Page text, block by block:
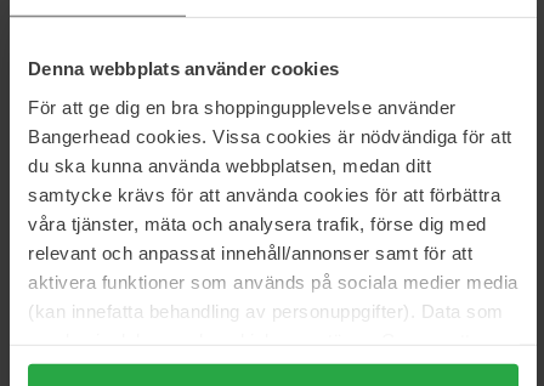
Denna webbplats använder cookies
För att ge dig en bra shoppingupplevelse använder
Bangerhead cookies. Vissa cookies är nödvändiga för att
du ska kunna använda webbplatsen, medan ditt
samtycke krävs för att använda cookies för att förbättra
våra tjänster, mäta och analysera trafik, förse dig med
relevant och anpassat innehåll/annonser samt för att
aktivera funktioner som används på sociala medier media
(kan innefatta behandling av personuppgifter). Data som
trycka på "Tillåt alla cookies" accepterar du alla cookies,
Xtreme henter sin inspirasjon fra det uventede lysfenomenet på
den steinete himmelen.
Størrelse: 50 ml
Artikkelnummer: 112122
Kategorier:
Hjem
Parfyme
Angel Elixir Le Parfum